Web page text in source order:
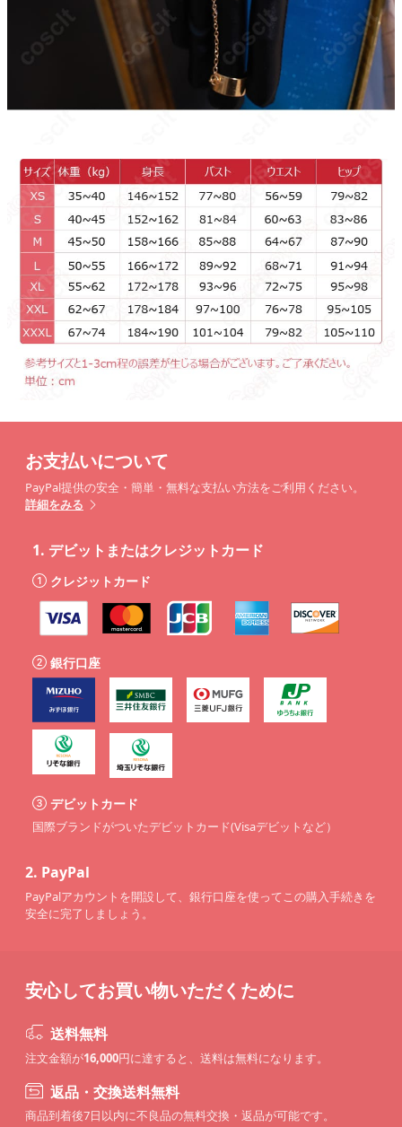
お支払いについて
PayPal提供の安全・簡単・無料な支払い方法をご利用ください。
詳細をみる
1. デビットまたはクレジットカード
クレジットカード
銀行口座
デビットカード
国際ブランドがついたデビットカード(Visaデビットなど）
2. PayPal
PayPalアカウントを開設して、銀行口座を使ってこの購入手続きを
安全に完了しましょう。
安心してお買い物いただくために
送料無料
注文金額が16,000円に達すると、送料は無料になります。
返品・交換送料無料
商品到着後7日以内に不良品の無料交換・返品が可能です。